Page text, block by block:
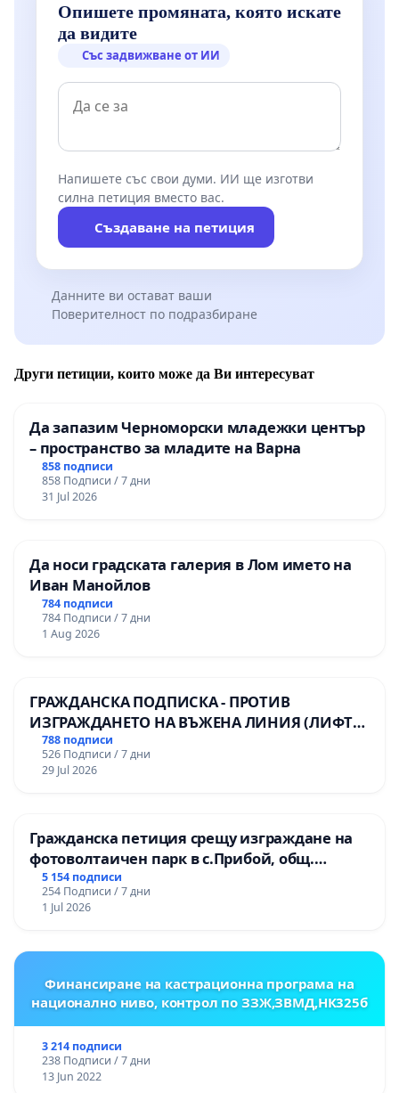
Опишете промяната, която искате
да видите
Със задвижване от ИИ
Напишете със свои думи. ИИ ще изготви
силна петиция вместо вас.
Създаване на петиция
Данните ви остават ваши
Поверителност по подразбиране
Други петиции, които може да Ви интересуват
Да запазим Черноморски младежки център
– пространство за младите на Варна
858 подписи
858 Подписи / 7 дни
31 Jul 2026
Да носи градската галерия в Лом името на
Иван Манойлов
784 подписи
784 Подписи / 7 дни
1 Aug 2026
ГРАЖДАНСКА ПОДПИСКА - ПРОТИВ
ИЗГРАЖДАНЕТО НА ВЪЖЕНА ЛИНИЯ (ЛИФТ)
НА ТЕРИТОРИЯТА НА ПРИРОДНА
ЗАБЕЛЕЖИТЕЛНОСТ „ХЪЛМ НА
ОСВОБОДИТЕЛИТЕ“ (БУНАРДЖИК)
788 подписи
526 Подписи / 7 дни
29 Jul 2026
Гражданска петиция срещу изграждане на
фотоволтаичен парк в с.Прибой, общ.
Радомир
5 154 подписи
254 Подписи / 7 дни
1 Jul 2026
Финансиране на кастрационна програма на
национално ниво, контрол по ЗЗЖ,ЗВМД,НК325б
3 214 подписи
238 Подписи / 7 дни
13 Jun 2022